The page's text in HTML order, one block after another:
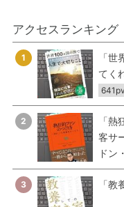
アクセスランキング
1
「
てく
641pv
2
「
客サ
ドン
3 「